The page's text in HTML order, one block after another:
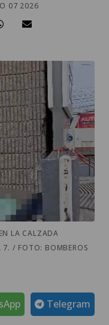
07 2026
LA CALZADA
7. / FOTO: BOMBEROS
Telegram